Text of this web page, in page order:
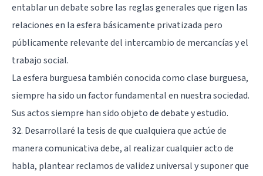
entablar un debate sobre las reglas generales que rigen las
relaciones en la esfera básicamente privatizada pero
públicamente relevante del intercambio de mercancías y el
trabajo social.
La esfera burguesa también conocida como clase burguesa,
siempre ha sido un factor fundamental en nuestra sociedad.
Sus actos siempre han sido objeto de debate y estudio.
32. Desarrollaré la tesis de que cualquiera que actúe de
manera comunicativa debe, al realizar cualquier acto de
habla, plantear reclamos de validez universal y suponer que